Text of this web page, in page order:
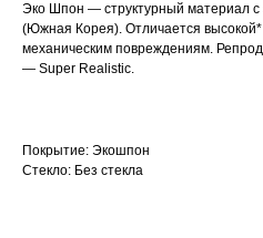
Эко Шпон — структурный материал
(Южная Корея). Отличается высокой*
механическим повреждениям.
— Super Realistic.
Покрытие: Экошпон
Стекло: Без стекла